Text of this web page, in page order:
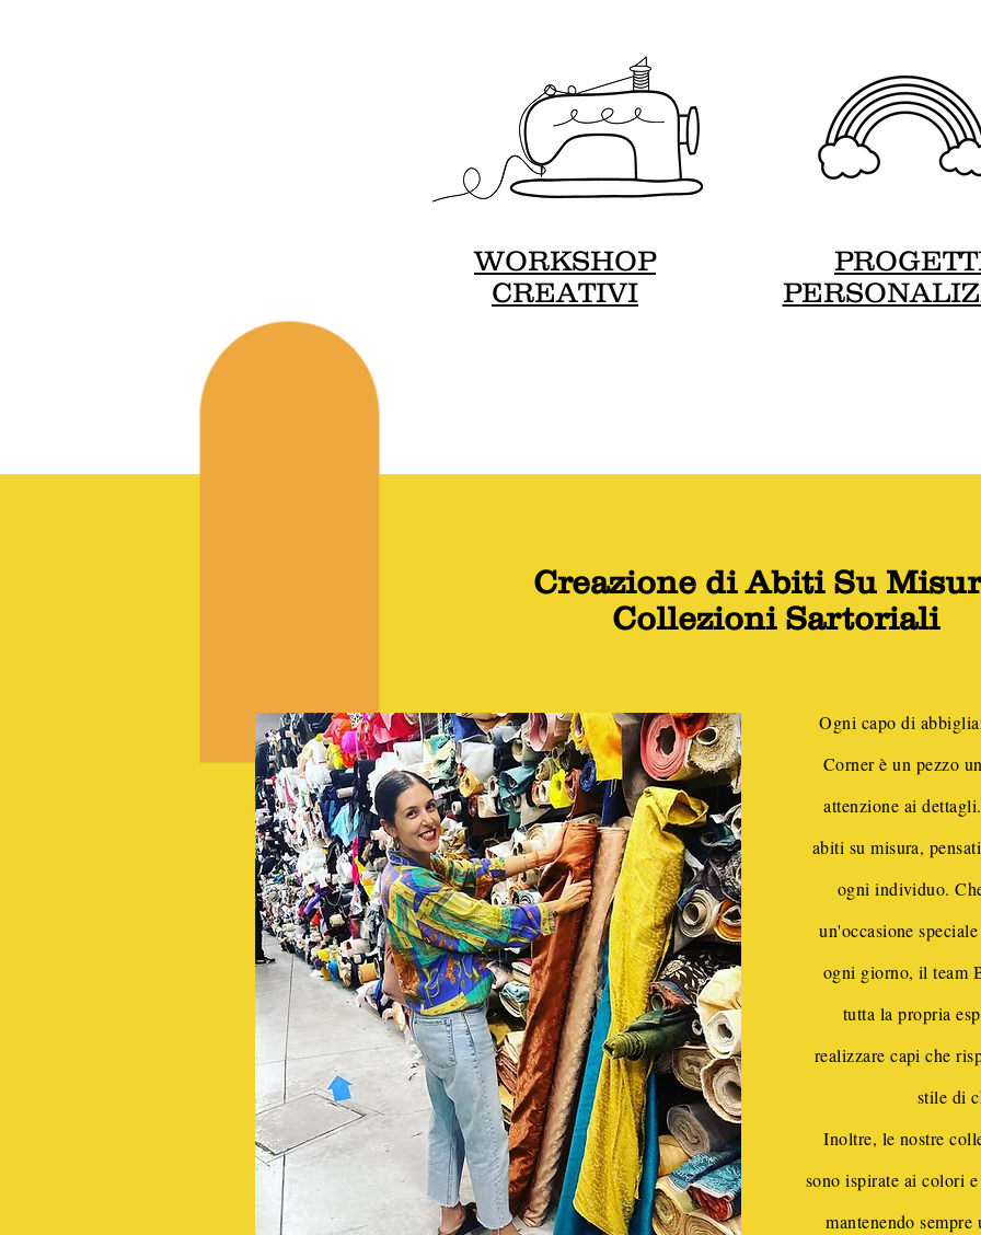
WORKSHOP
CREATIVI
Creazione di Abiti Su
Collezioni Sartoriali
Ogni capo di
Corner è un pezzo
attenzione ai
abiti su misura,
ogni individuo.
un'occasione
ogni giorno, il team
tutta la propria
realizzare capi che
stile di
Inoltre, le nostre
sono ispirate ai colori
mantenendo